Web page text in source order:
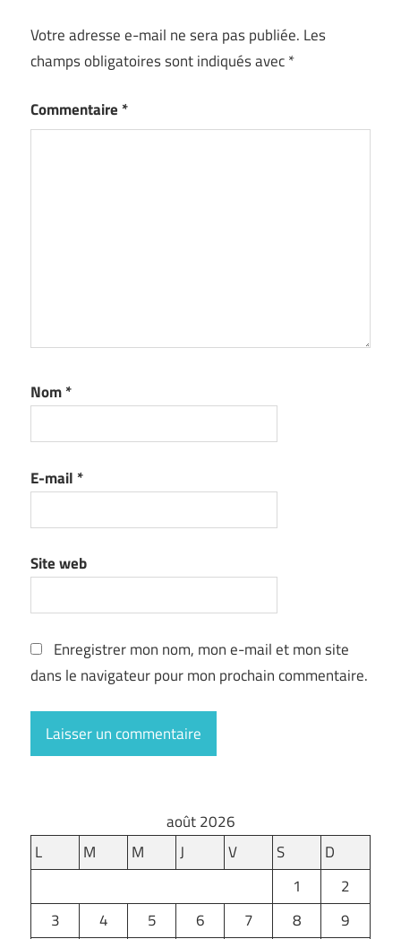
Votre adresse e-mail ne sera pas publiée. Les
champs obligatoires sont indiqués avec*
Commentaire *
Nom*
E-mail *
Site web
Enregistrer mon nom, mon e-mail et mon site
dans le navigateur pour mon prochain commentaire.
août 2026
L
M M J V S
D
1
2
3
4 5 6 7 8 9